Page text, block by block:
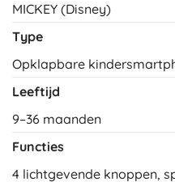
MICKEY (Disney)
Type
Opklapbare
Leeftijd
9–36 maanden
Functies
4 lichtgevende knoppen,